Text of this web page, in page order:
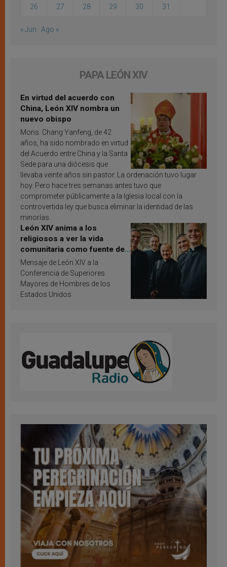
26 27 28 29 30 31
« Jun Ago »
PAPA LEÓN XIV
En virtud del acuerdo con
China, León XIV nombra un
nuevo obispo
Mons. Chang Yanfeng, de 42
años, ha sido nombrado en virtud
del Acuerdo entre China y la Santa
Sede para una diócesis que
llevaba veinte años sin pastor. La ordenación tuvo lugar
hoy. Pero hace tres semanas antes tuvo que
comprometer públicamente a la Iglesia local con la
controvertida ley que busca eliminar la identidad de las
minorías.
León XIV anima a los
religiosos a ver la vida
comunitaria como fuente de
inspiración y santificación
Mensaje de León XIV a la
Conferencia de Superiores
Mayores de Hombres de los
Estados Unidos